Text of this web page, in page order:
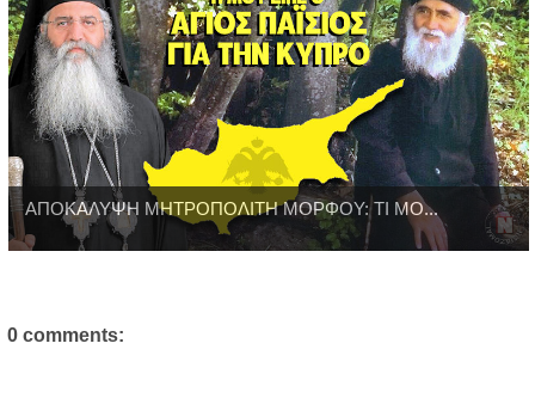
ΑΠΟΚΑΛΥΨΗ ΜΗΤΡΟΠΟΛΙΤΗ ΜΟΡΦΟΥ: ΤΙ ΜΟ...
0 comments: